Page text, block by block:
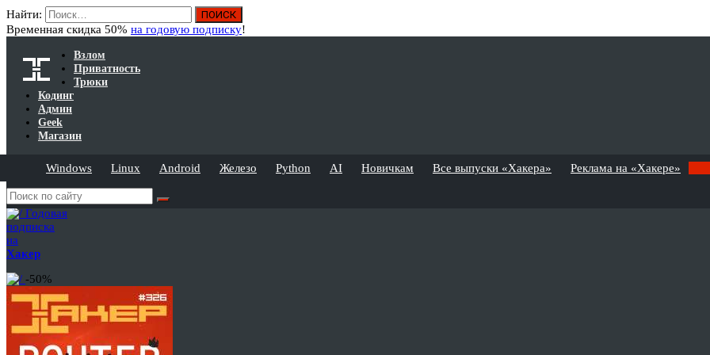
Найти:
Временная скидка 50% на годовую подписку!
Взлом
Приватность
Трюки
Кодинг
Админ
Geek
Магазин
Windows Linux Android Железо Python AI Новичкам Все выпуски «Хакера» Реклама на «Хакере»
Годовая
подписка
на
Хакер
-50%